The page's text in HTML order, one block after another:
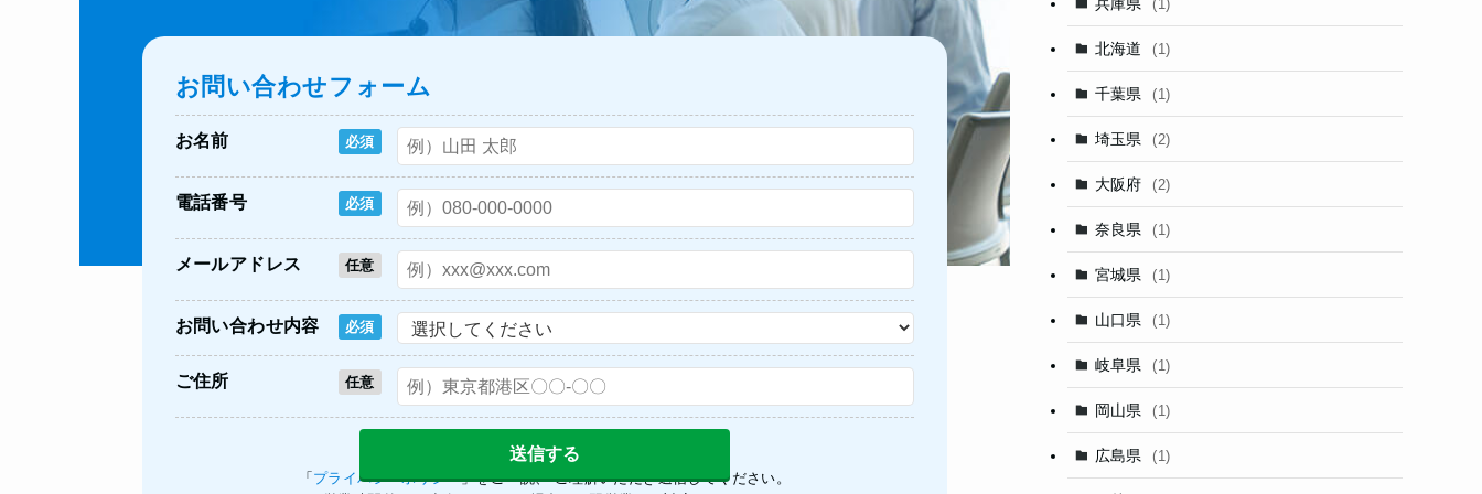
お問い合わせフォーム
お名前 必須
電話番号 必須
メールアドレス 任意
お問い合わせ内容 必須
ご住所 任意
「 プライバシーポリシー」をご一読、 ご理解いただき送信してください。
(1)
北海道 (1)
千葉県 (1)
埼玉県 (2)
大阪府 (2)
奈良県 (1)
宮城県 (1)
山口県 (1)
岐阜県 (1)
岡山県 (1)
広島県 (1)